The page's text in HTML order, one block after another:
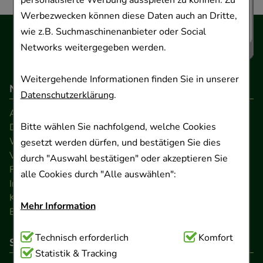
Werbezwecken können diese Daten auch an Dritte,
wie z.B. Suchmaschinenanbieter oder Social
Networks weitergegeben werden.
Weitergehende Informationen finden Sie in unserer
Datenschutzerklärung.
Bitte wählen Sie nachfolgend, welche Cookies
gesetzt werden dürfen, und bestätigen Sie dies
durch "Auswahl bestätigen" oder akzeptieren Sie
alle Cookies durch "Alle auswählen":
Mehr Information
Technisch Notwendig:Hierbei handelt es sich um
Cookies, die für die Grundfunktionen unserer
Technisch erforderlich
Komfort
Statistik & Tracking
Navigation
AGB
Datenschutz
Widerrufsrecht
Versandkosten
FAQ
Impressum
Kontakt
Barrierefreiheitserklärung
So können Sie bezahlen